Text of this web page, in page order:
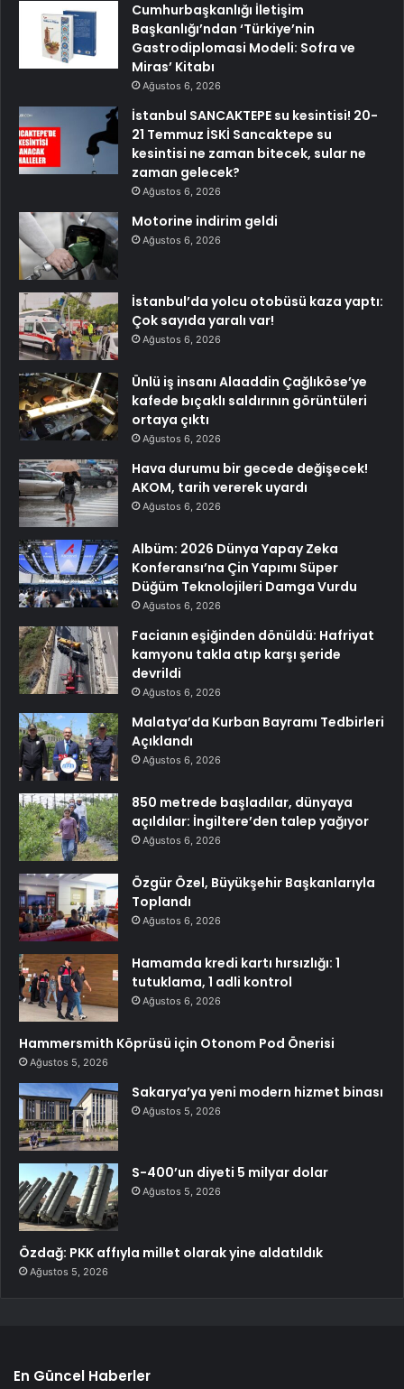
Cumhurbaşkanlığı İletişim
Başkanlığı’ndan ‘Türkiye’nin
Gastrodiplomasi Modeli: Sofra ve
Miras’ Kitabı
Ağustos 6, 2026
İstanbul SANCAKTEPE su kesintisi! 20-
21 Temmuz İSKİ Sancaktepe su
kesintisi ne zaman bitecek, sular ne
zaman gelecek?
Ağustos 6, 2026
Motorine indirim geldi
Ağustos 6, 2026
İstanbul’da yolcu otobüsü kaza yaptı:
Çok sayıda yaralı var!
Ağustos 6, 2026
Ünlü iş insanı Alaaddin Çağlıköse’ye
kafede bıçaklı saldırının görüntüleri
ortaya çıktı
Ağustos 6, 2026
Hava durumu bir gecede değişecek!
AKOM, tarih vererek uyardı
Ağustos 6, 2026
Albüm: 2026 Dünya Yapay Zeka
Konferansı’na Çin Yapımı Süper
Düğüm Teknolojileri Damga Vurdu
Ağustos 6, 2026
Facianın eşiğinden dönüldü: Hafriyat
kamyonu takla atıp karşı şeride
devrildi
Ağustos 6, 2026
Malatya’da Kurban Bayramı Tedbirleri
Açıklandı
Ağustos 6, 2026
850 metrede başladılar, dünyaya
açıldılar: İngiltere’den talep yağıyor
Ağustos 6, 2026
Özgür Özel, Büyükşehir Başkanlarıyla
Toplandı
Ağustos 6, 2026
Hamamda kredi kartı hırsızlığı: 1
tutuklama, 1 adli kontrol
Ağustos 6, 2026
Hammersmith Köprüsü için Otonom Pod Önerisi
Ağustos 5, 2026
Sakarya’ya yeni modern hizmet binası
Ağustos 5, 2026
S-400’un diyeti 5 milyar dolar
Ağustos 5, 2026
Özdağ: PKK affıyla millet olarak yine aldatıldık
Ağustos 5, 2026
En Güncel Haberler